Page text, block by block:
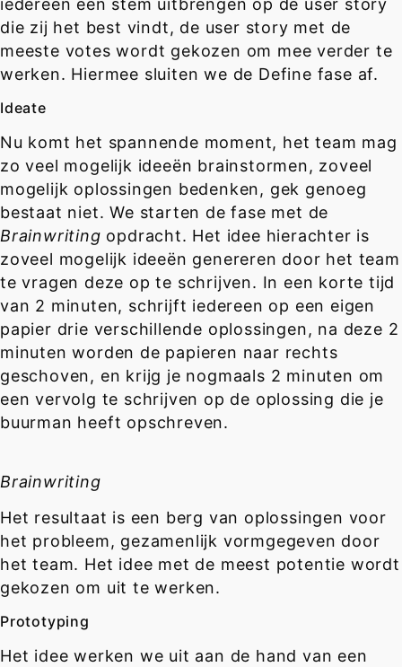
iedereen een stem uitbrengen op de user story
die zij het best vindt, de user story met de
meeste votes wordt gekozen om mee verder te
werken. Hiermee sluiten we de Define fase af.
Ideate
Nu komt het spannende moment, het team mag
zo veel mogelijk ideeën brainstormen, zoveel
mogelijk oplossingen bedenken, gek genoeg
bestaat niet. We starten de fase met de
Brainwriting opdracht. Het idee hierachter is
zoveel mogelijk ideeën genereren door het team
te vragen deze op te schrijven. In een korte tijd
van 2 minuten, schrijft iedereen op een eigen
papier drie verschillende oplossingen, na deze 2
minuten worden de papieren naar rechts
geschoven, en krijg je nogmaals 2 minuten om
een vervolg te schrijven op de oplossing die je
buurman heeft opschreven.
Brainwriting
Het resultaat is een berg van oplossingen voor
het probleem, gezamenlijk vormgegeven door
het team. Het idee met de meest potentie wordt
gekozen om uit te werken.
Prototyping
Het idee werken we uit aan de hand van een